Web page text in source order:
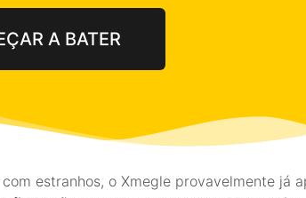
A BATER
estranhos, o Xmegle provavelmente já